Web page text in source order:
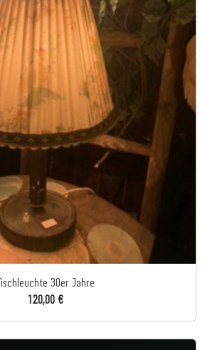
Tischleuchte 30er Jahre
120,00 €